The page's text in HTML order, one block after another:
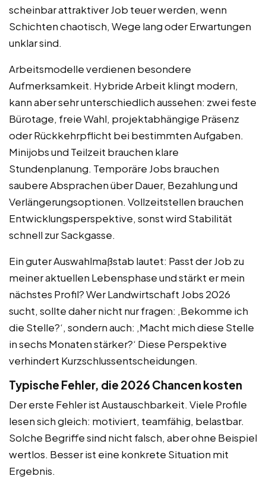
scheinbar attraktiver Job teuer werden, wenn
Schichten chaotisch, Wege lang oder Erwartungen
unklar sind.
Arbeitsmodelle verdienen besondere
Aufmerksamkeit. Hybride Arbeit klingt modern,
kann aber sehr unterschiedlich aussehen: zwei feste
Bürotage, freie Wahl, projektabhängige Präsenz
oder Rückkehrpflicht bei bestimmten Aufgaben.
Minijobs und Teilzeit brauchen klare
Stundenplanung. Temporäre Jobs brauchen
saubere Absprachen über Dauer, Bezahlung und
Verlängerungsoptionen. Vollzeitstellen brauchen
Entwicklungsperspektive, sonst wird Stabilität
schnell zur Sackgasse.
Ein guter Auswahlmaßstab lautet: Passt der Job zu
meiner aktuellen Lebensphase und stärkt er mein
nächstes Profil? Wer Landwirtschaft Jobs 2026
sucht, sollte daher nicht nur fragen: ‚Bekomme ich
die Stelle?‘, sondern auch: ‚Macht mich diese Stelle
in sechs Monaten stärker?‘ Diese Perspektive
verhindert Kurzschlussentscheidungen.
Typische Fehler, die 2026 Chancen kosten
Der erste Fehler ist Austauschbarkeit. Viele Profile
lesen sich gleich: motiviert, teamfähig, belastbar.
Solche Begriffe sind nicht falsch, aber ohne Beispiel
wertlos. Besser ist eine konkrete Situation mit
Ergebnis.